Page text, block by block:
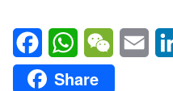
FacebookWhatsAppWeChatEmail
Share